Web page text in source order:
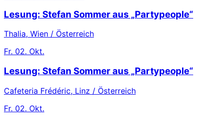
Lesung: Stefan Sommer aus „Partypeople“
Thalia, Wien / Österreich
Fr. 02. Okt.
Lesung: Stefan Sommer aus „Partypeople“
Cafeteria Frédéric, Linz / Österreich
Fr. 02. Okt.